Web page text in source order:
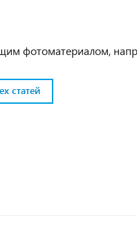
фотоматериалом,
статей